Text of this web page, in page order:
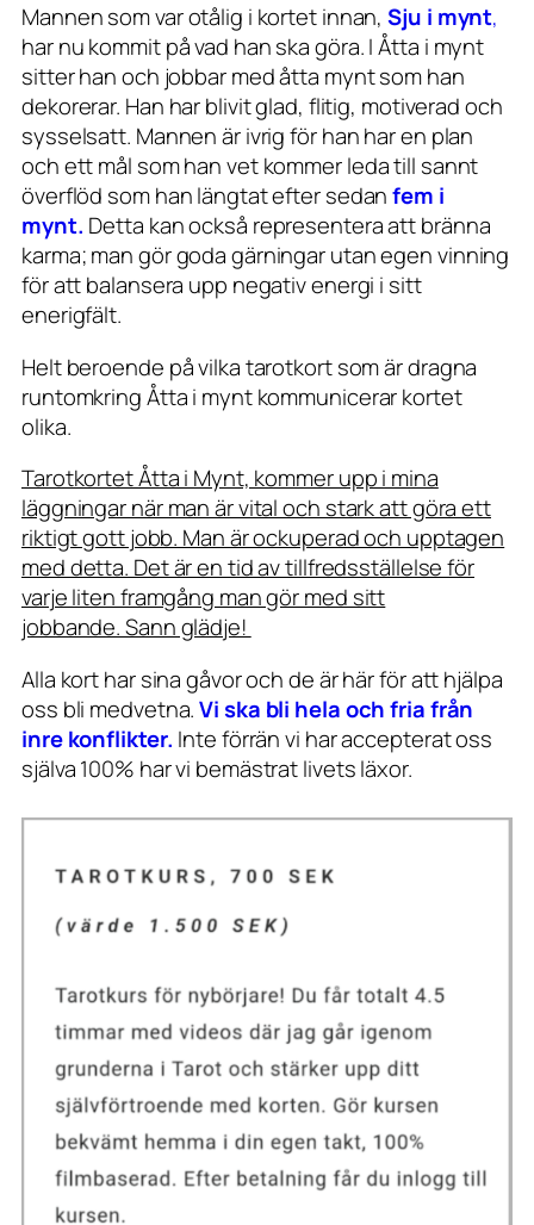
Mannen som var otålig i kortet innan,Sju i mynt,
har nu kommit på vad han ska göra. I Åtta i mynt
sitter han och jobbar med åtta mynt som han
dekorerar. Han har blivit glad, flitig, motiverad och
sysselsatt. Mannen är ivrig för han har en plan
och ett mål som han vet kommer leda till sannt
överflöd som han längtat efter sedanfem i
mynt. Detta kan också representera att bränna
karma; man gör goda gärningar utan egen vinning
för att balansera upp negativ energi i sitt
enerigfält.
Helt beroende på vilka tarotkort som är dragna
runtomkring Åtta i mynt kommunicerar kortet
olika.
Tarotkortet Åtta i Mynt, kommer upp i mina
läggningar när man är vital och stark att göra ett
riktigt gott jobb. Man är ockuperad och upptagen
med detta. Det är en tid av tillfredsställelse för
varje liten framgång man gör med sitt
jobbande. Sann glädje!
Alla kort har sina gåvor och de är här för att hjälpa
oss bli medvetna.Vi ska bli hela och fria från
inre konflikter. Inte förrän vi har accepterat oss
själva 100% har vi bemästrat livets läxor.